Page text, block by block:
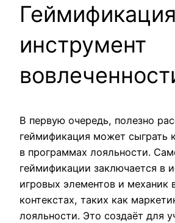
инструмент
В первую очередь, полезно
геймификация может сыграть
в программах лояльности.
геймификации заключается в
игровых элементов и механик
контекстах, таких как
лояльности. Это создаёт для